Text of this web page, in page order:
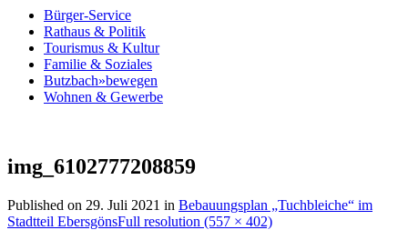
Bürger-Service
Rathaus & Politik
Tourismus & Kultur
Familie & Soziales
Butzbach»bewegen
Wohnen & Gewerbe
img_6102777208859
Published on 29. Juli 2021 in Bebauungsplan „Tuchbleiche“ im
Stadtteil EbersgönsFull resolution (557 × 402)